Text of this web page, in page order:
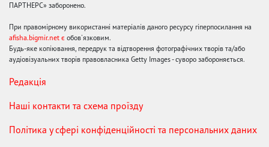
ПАРТНЕРС» заборонено.
При правомірному використанні матеріалів даного ресурсу гіперпосилання на
afisha.bigmir.net є обов'язковим.
Будь-яке копіювання, передрук та відтворення фотографічних творів та/або
аудіовізуальних творів правовласника Getty Images - суворо забороняється.
Редакція
Наші контакти та схема проїзду
Політика у сфері конфіденційності та персональних даних